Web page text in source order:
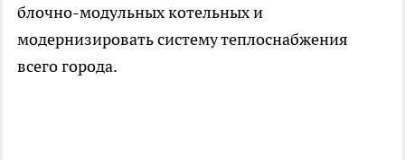
блочно-модульных котельных и
модернизировать систему теплоснабжения
всего города.